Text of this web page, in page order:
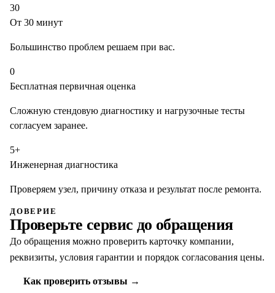
30
От 30 минут
Большинство проблем решаем при вас.
0
Бесплатная первичная оценка
Сложную стендовую диагностику и нагрузочные тесты
согласуем заранее.
5+
Инженерная диагностика
Проверяем узел, причину отказа и результат после ремонта.
ДОВЕРИЕ
Проверьте сервис до обращения
До обращения можно проверить карточку компании,
реквизиты, условия гарантии и порядок согласования цены.
Как проверить отзывы →